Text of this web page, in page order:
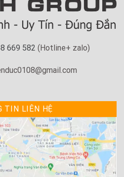
669 582 (Hotline+ zalo)
TIN LIÊN HỆ